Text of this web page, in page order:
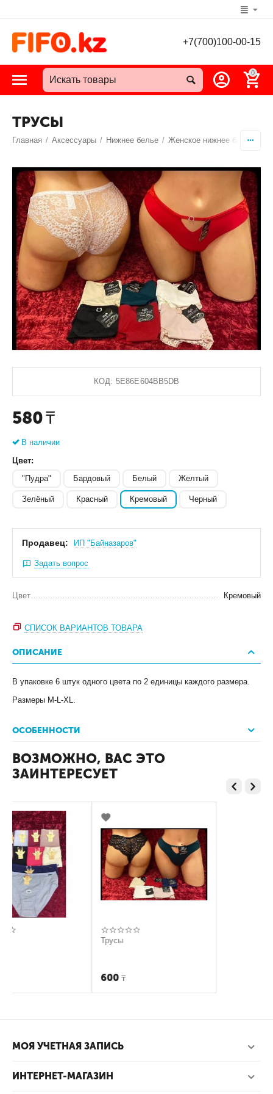
+7(700)100-00-15
0
ТРУСЫ
Главная / Аксессуары / Нижнее белье / Женское нижнее белье
КОД: 5E86E604BB5DB
580 ₸
В наличии
Цвет:
"Пудра"
Бардовый Белый Желтый
Зелёный Красный Кремовый Черный
Продавец: ИП "Байназаров"
Задать вопрос
Цвет Кремовый
СПИСОК ВАРИАНТОВ ТОВАРА
ОПИСАНИЕ
В упаковке 6 штук одного цвета по 2 единицы каждого размера.
Размеры M-L-XL.
ОСОБЕННОСТИ
ВОЗМОЖНО, ВАС ЭТО
ЗАИНТЕРЕСУЕТ
МОЯ УЧЕТНАЯ ЗАПИСЬ
ИНТЕРНЕТ-МАГАЗИН